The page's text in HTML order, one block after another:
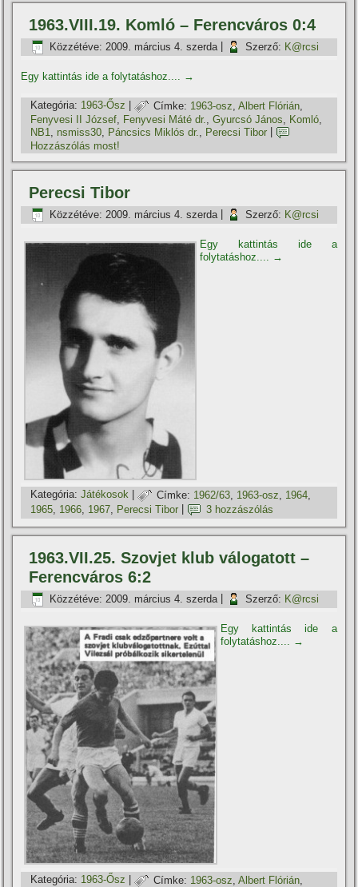
1963.VIII.19. Komló – Ferencváros 0:4
Közzétéve: 2009. március 4. szerda Szerző: K@rcsi
Egy kattintás ide a folytatáshoz.... →
Kategória: 1963-Ősz | Címke: 1963-osz ,Albert Flórián
Fenyvesi II József, Fenyvesi Máté dr.,Gyurcsó János, Komló,
NB1
nsmiss30 Páncsics Miklós dr. Perecsi Tibor
Hozzászólás most!
Perecsi Tibor
Közzétéve: 2009. március 4. szerda Szerző: K@rcsi
Egy kattintás ide a
folytatáshoz.... →
Kategória: Játékosok | Címke: 1962/63 1963-osz 1964
1965 1966 1967 Perecsi Tibor 3 hozzászólás
1963.VII.25. Szovjet klub válogatott –
Ferencváros 6:2
Közzétéve: 2009. március 4. szerda Szerző: K@rcsi
Egy kattintás ide a
folytatáshoz.... →
Kategória: 1963-Ősz | Címke: 1963-osz ,Albert Flórián